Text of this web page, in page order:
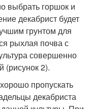
выбрать горшок и
декабрист будет
грунтом для
рыхлая почва с
совершенно
(рисунок 2).
пропускать
декабриста